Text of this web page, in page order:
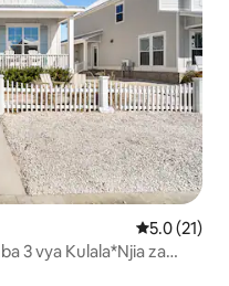
Ukadiriaji
5.0 (21)
3 vya Kulala*Njia za
la Kuogelea